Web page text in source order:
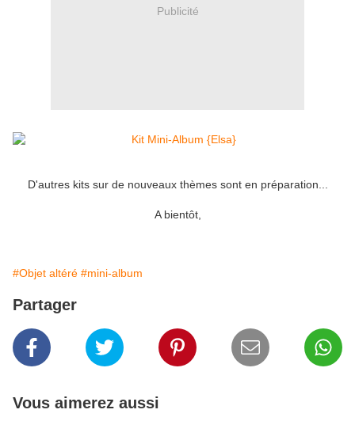
Publicité
D'autres kits sur de nouveaux thèmes sont en préparation...
A bientôt,
#Objet altéré #mini-album
Partager
Vous aimerez aussi